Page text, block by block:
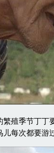
季节丁丁
每次都要游